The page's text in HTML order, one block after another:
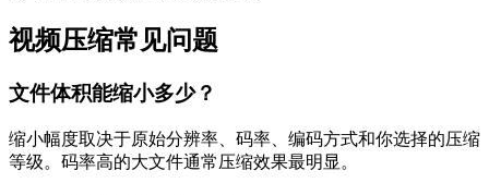
视频压缩常见问题
文件体积能缩小多少？
缩小幅度取决于原始分辨率、码率、编码方式和你选择的压缩
等级。码率高的大文件通常压缩效果最明显。